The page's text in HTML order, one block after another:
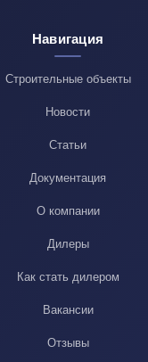
Навигация
Строительные объекты
Новости
Статьи
Документация
О компании
Дилеры
Как стать дилером
Вакансии
Отзывы